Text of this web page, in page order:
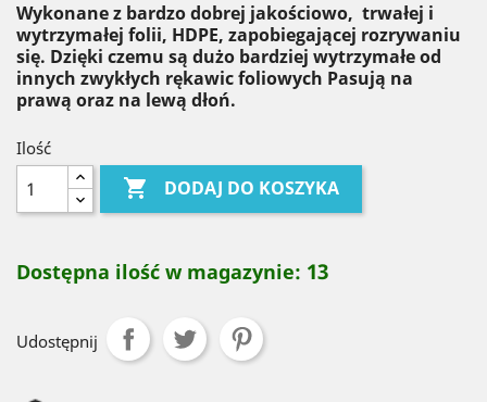
Wykonane z bardzo dobrej jakościowo, trwałej i
wytrzymałej folii, HDPE, zapobiegającej rozrywaniu
się. Dzięki czemu są dużo bardziej wytrzymałe od
innych zwykłych rękawic foliowych Pasują na
prawą oraz na lewą dłoń.
Ilość
 DODAJ DO KOSZYKA
Dostępna ilość w magazynie: 13
Udostępnij